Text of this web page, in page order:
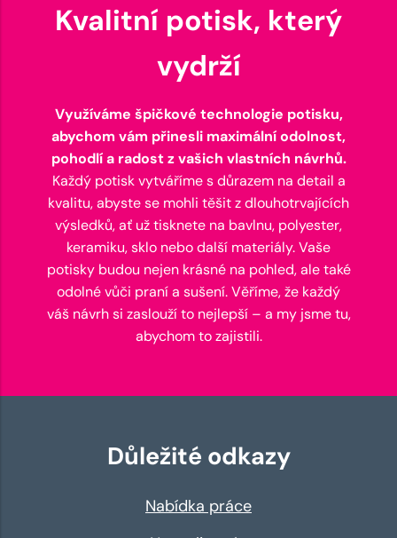
Kvalitní potisk, který
vydrží
Využíváme špičkové technologie potisku,
abychom vám přinesli maximální odolnost,
pohodlí a radost z vašich vlastních návrhů.
Každý potisk vytváříme s důrazem na detail a
kvalitu, abyste se mohli těšit z dlouhotrvajících
výsledků, ať už tisknete na bavlnu, polyester,
keramiku, sklo nebo další materiály. Vaše
potisky budou nejen krásné na pohled, ale také
odolné vůči praní a sušení. Věříme, že každý
váš návrh si zaslouží to nejlepší – a my jsme tu,
abychom to zajistili.
Důležité odkazy
Nabídka práce